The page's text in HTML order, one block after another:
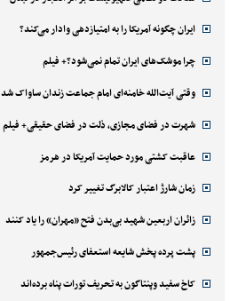
ایران چگونه آمریکا را به امتیازدهی وادار می‌کند؟
چرا موشک‌های ایران تمام نمی‌شود؟+ فیلم
وقتی آیت‌الله خامنه‌ای امام جماعت زندان ساواک شد
شهرت در فضای مجازی، ذلت در فضای حقیقی+ فیلم
عاقبت کشتی مورد حمایت آمریکا در هرمز
زمان شارژ اعتبار کالابرگ تغییر کرد
زائران اربعین شهید بی‌بدن فتح «مهران» را یاد کنند
پشت پرده پخش شایعه استعفای رئیس‌جمهور
کاخ سفید وپنتاگون به تحریف تورات پناه برده‌اند